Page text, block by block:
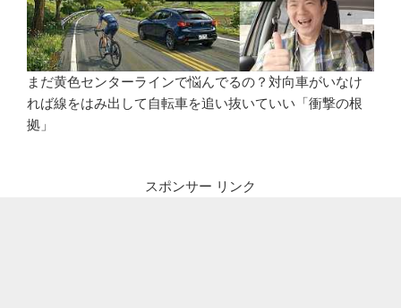
まだ黄色センターラインで悩んでるの？対向車がいなけ
れば線をはみ出して自転車を追い抜いていい「衝撃の根
拠」
スポンサー リンク